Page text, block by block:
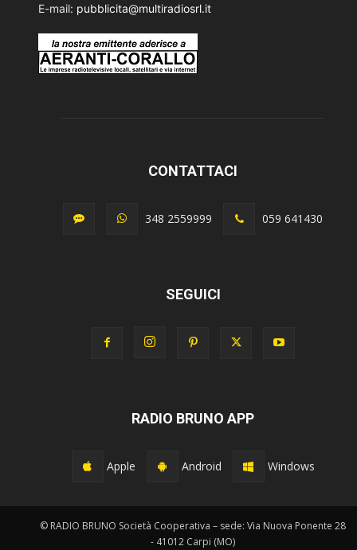
E-mail: pubblicita@multiradiosrl.it
CONTATTACI
348 2559999 059 641430
SEGUICI
RADIO BRUNO APP
Apple Android Windows
© RADIO BRUNO Società Cooperativa – sede: Via Nuova Ponente 28
- 41012 Carpi (MO)